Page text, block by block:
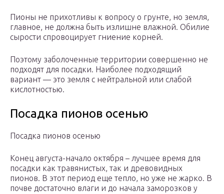
Пионы не прихотливы к вопросу о грунте, но земля,
главное, не должна быть излишне влажной. Обилие
сырости спровоцирует гниение корней.
Поэтому заболоченные территории совершенно не
подходят для посадки. Наиболее подходящий
вариант — это земля с нейтральной или слабой
кислотностью.
Посадка пионов осенью
Посадка пионов осенью
Конец августа-начало октября – лучшее время для
посадки как травянистых, так и древовидных
пионов. В этот период еще тепло, но уже не жарко. В
почве достаточно влаги и до начала заморозков у